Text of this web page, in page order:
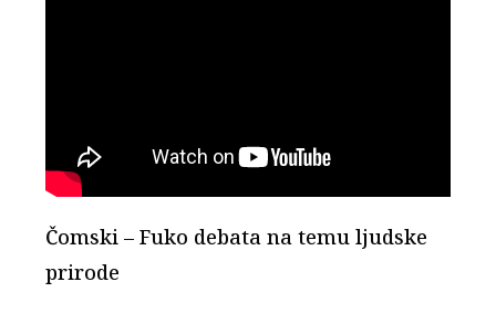
Čomski – Fuko debata na temu ljudske
prirode